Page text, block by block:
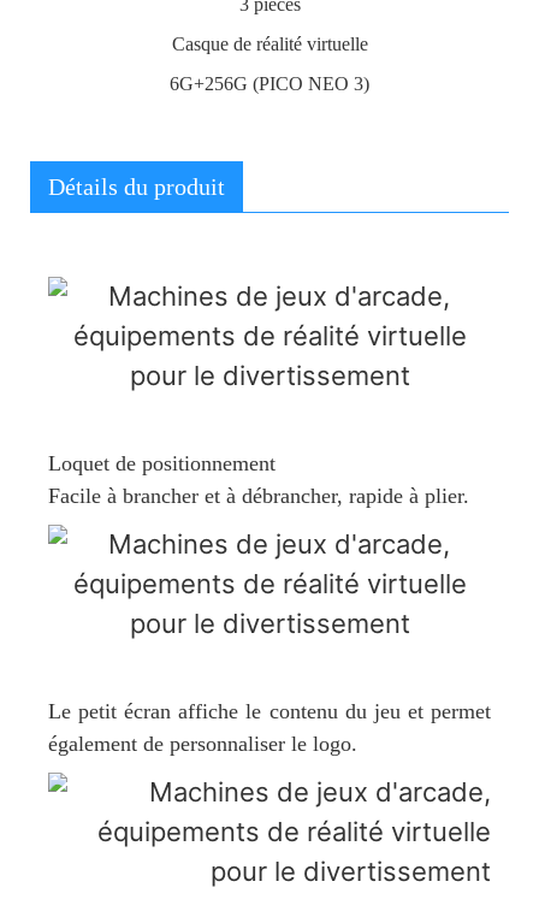
Casque de réalité virtuelle
6G+256G (PICO NEO 3)
Détails du produit
Loquet de positionnement
Facile à brancher et à débrancher, rapide à plier.
Le petit écran affiche le contenu du jeu et permet
également de personnaliser le logo.